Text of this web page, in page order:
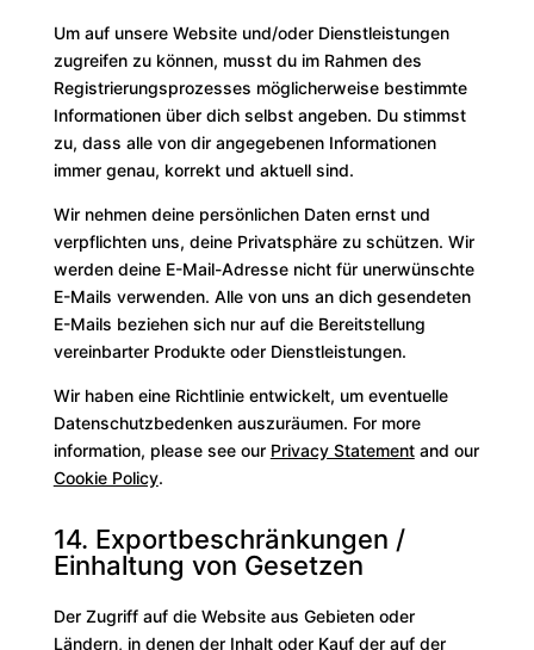
Um auf unsere Website und/oder Dienstleistungen
zugreifen zu können, musst du im Rahmen des
Registrierungsprozesses möglicherweise bestimmte
Informationen über dich selbst angeben. Du stimmst
zu, dass alle von dir angegebenen Informationen
immer genau, korrekt und aktuell sind.
Wir nehmen deine persönlichen Daten ernst und
verpflichten uns, deine Privatsphäre zu schützen. Wir
werden deine E-Mail-Adresse nicht für unerwünschte
E-Mails verwenden. Alle von uns an dich gesendeten
E-Mails beziehen sich nur auf die Bereitstellung
vereinbarter Produkte oder Dienstleistungen.
Wir haben eine Richtlinie entwickelt, um eventuelle
Datenschutzbedenken auszuräumen. For more
information, please see our Privacy Statementand our
Cookie Policy.
14. Exportbeschränkungen /
Einhaltung von Gesetzen
Der Zugriff auf die Website aus Gebieten oder
Ländern, in denen der Inhalt oder Kauf der auf der